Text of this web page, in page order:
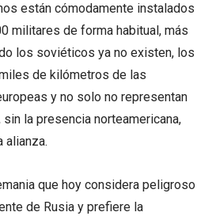
están cómodamente instalados
militares de forma habitual, más
los soviéticos ya no existen, los
de kilómetros de las
y no solo no representan
sin la presencia norteamericana,
alianza.
que hoy considera peligroso
de Rusia y prefiere la